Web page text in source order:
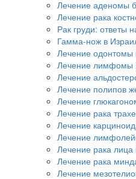
Лечение аденомы
Лечение рака
Рак груди: ответы
Гамма-нож в
Лечение одонтомы
Лечение лимфомы
Лечение
Лечение полипов
Лечение
Лечение рака
Лечение
Лечение
Лечение рака
Лечение рака
Лечение